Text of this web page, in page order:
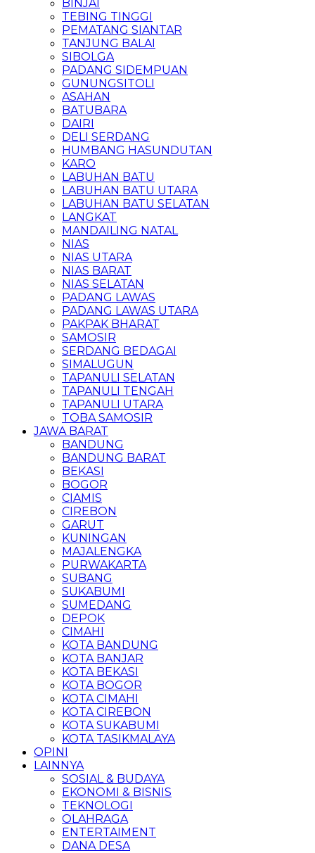
BINJAI
TEBING TINGGI
PEMATANG SIANTAR
TANJUNG BALAI
SIBOLGA
PADANG SIDEMPUAN
GUNUNGSITOLI
ASAHAN
BATUBARA
DAIRI
DELI SERDANG
HUMBANG HASUNDUTAN
KARO
LABUHAN BATU
LABUHAN BATU UTARA
LABUHAN BATU SELATAN
LANGKAT
MANDAILING NATAL
NIAS
NIAS UTARA
NIAS BARAT
NIAS SELATAN
PADANG LAWAS
PADANG LAWAS UTARA
PAKPAK BHARAT
SAMOSIR
SERDANG BEDAGAI
SIMALUGUN
TAPANULI SELATAN
TAPANULI TENGAH
TAPANULI UTARA
TOBA SAMOSIR
JAWA BARAT
BANDUNG
BANDUNG BARAT
BEKASI
BOGOR
CIAMIS
CIREBON
GARUT
KUNINGAN
MAJALENGKA
PURWAKARTA
SUBANG
SUKABUMI
SUMEDANG
DEPOK
CIMAHI
KOTA BANDUNG
KOTA BANJAR
KOTA BEKASI
KOTA BOGOR
KOTA CIMAHI
KOTA CIREBON
KOTA SUKABUMI
KOTA TASIKMALAYA
OPINI
LAINNYA
SOSIAL & BUDAYA
EKONOMI & BISNIS
TEKNOLOGI
OLAHRAGA
ENTERTAIMENT
DANA DESA